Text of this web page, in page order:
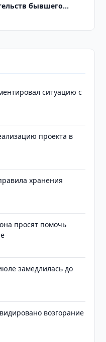
бывшего
ситуацию с
проекта в
хранения
просят помочь
замедлилась до
возгорание